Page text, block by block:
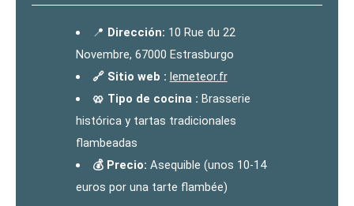
📍 Dirección: 10 Rue du 22
Novembre, 67000 Estrasburgo
🔗 Sitio web : lemeteor.fr
🥨 Tipo de cocina : Brasserie
histórica y tartas tradicionales
flambeadas
💰 Precio: Asequible (unos 10-14
euros por una tarte flambée)